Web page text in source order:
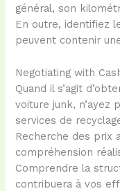
général, son
En outre, identifiez
peuvent contenir
Negotiating with
Quand il s’agit
voiture junk, n’ayez
services de
Recherche des prix
compréhension
Comprendre la
contribuera à vos